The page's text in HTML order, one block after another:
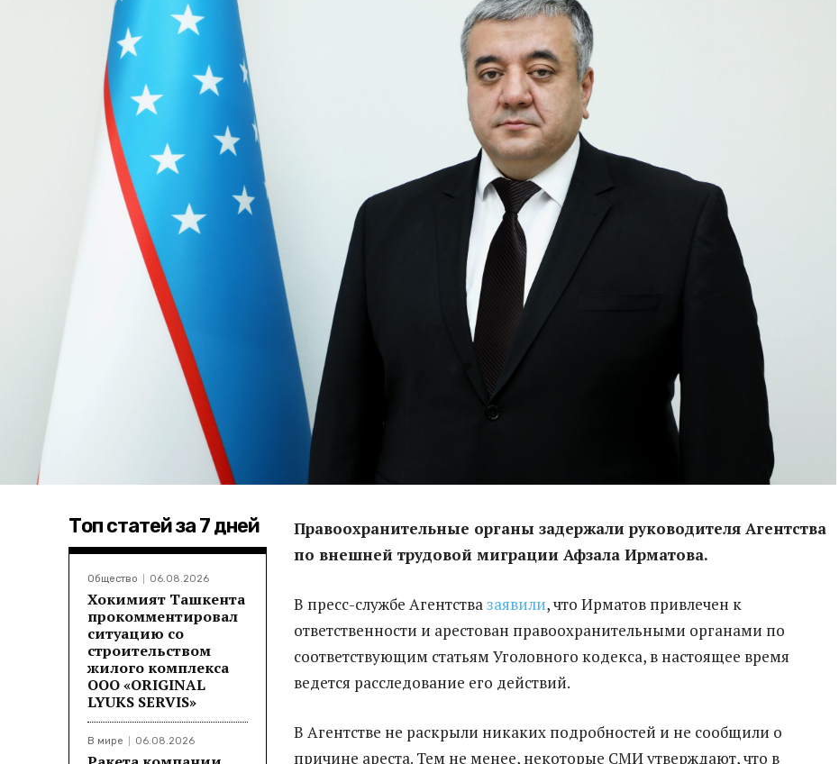
Топ статей за 7 дней
Общество 06.08.2026
Хокимият Ташкента
прокомментировал
ситуацию со
строительством
жилого комплекса
ООО «ORIGINAL
LYUKS SERVIS»
В мире 06.08.2026
Правоохранительные органы задержали руководителя Агентства
по внешней трудовой миграции Афзала Ирматова.
В пресс-службе Агентствазаявили, что Ирматов привлечен к
ответственности и арестован правоохранительными органами по
соответствующим статьям Уголовного кодекса, в настоящее время
ведется расследование его действий.
В Агентстве не раскрыли никаких подробностей и не сообщили о
причине ареста. Тем не менее, некоторые СМИ утверждают, что в